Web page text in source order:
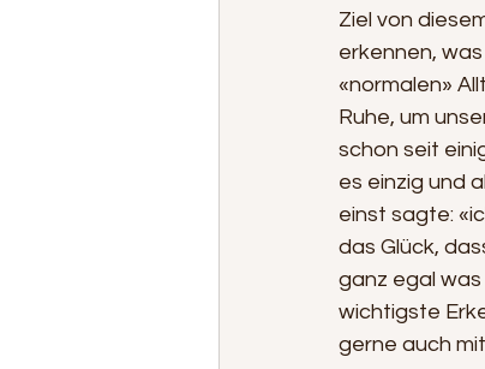
Ziel von
erkennen,
«normalen»
Ruhe, um
schon seit
es einzig und
einst sagte:
das Glück,
ganz egal
wichtigste
gerne auch